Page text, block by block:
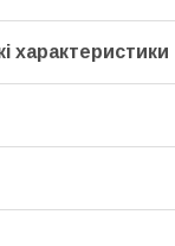
характеристики